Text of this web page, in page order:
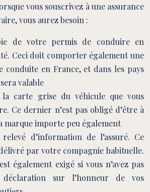
vous souscrivez à une assurance
vous aurez besoin :
de votre permis de conduire en
Ceci doit comporter également une
conduite en France, et dans les pays
valable
carte grise du véhicule que vous
Ce dernier n’est pas obligé d’être à
marque importe peu également
d’information de l’assuré. Ce
par votre compagnie habituelle.
également exigé si vous n’avez pas
déclaration sur l’honneur de vos